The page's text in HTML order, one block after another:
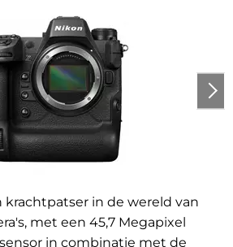
krachtpatser in de wereld van
met een 45,7 Megapixel
in combinatie met de